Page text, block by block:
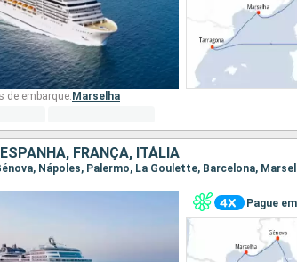
de embarque: Marselha
FRANÇA, ITÁLIA
Nápoles, Palermo, La Goulette, Barcelona,
Pague